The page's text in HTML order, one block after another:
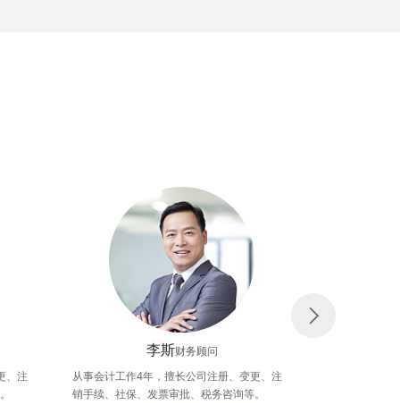
、注
李斯财务顾问
从事会计工作4年，擅长公司注册、变更、注
销手续、社保、发票审批、税务咨询等。